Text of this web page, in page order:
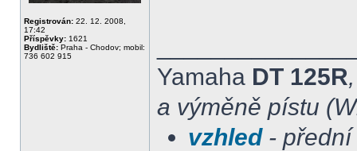
Registrován: 22. 12. 2008,
17:42
Příspěvky: 1621
Bydliště: Praha - Chodov; mobil:
736 602 915
Yamaha DT 125R
a výměně pístu
vzhled- přední